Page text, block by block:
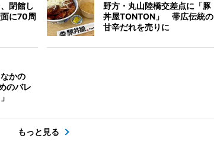
閉館し
に70周
野方・丸山陸橋交差点に「豚
丼屋TONTON」 帯広伝統の
甘辛だれを売りに
かの
のバレ
もっと見る